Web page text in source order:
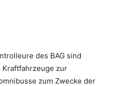
des BAG sind
zur
zum Zwecke der